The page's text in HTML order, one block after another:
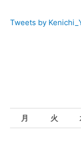
Tweets by
月 火